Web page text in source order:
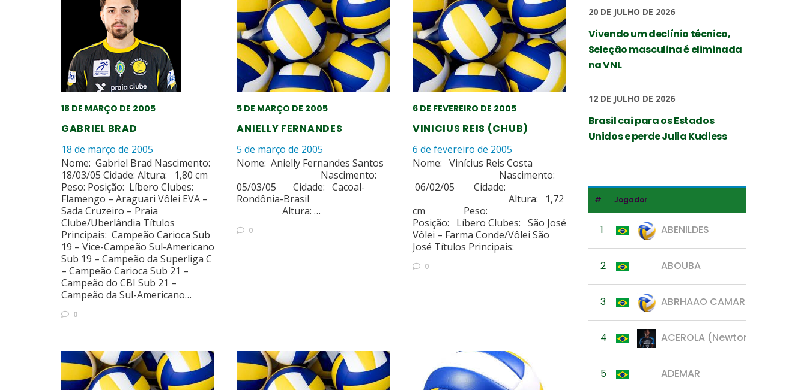
18 DE MARÇO DE 2005
GABRIEL BRAD
18 de março de 2005
Nome: Gabriel Brad Nascimento:
18/03/05 Cidade: Altura: 1,80 cm
Peso: Posição: Líbero Clubes:
Flamengo – Araguari Vôlei EVA –
Sada Cruzeiro – Praia
Clube/Uberlândia Títulos
Principais: Campeão Carioca Sub
19 – Vice-Campeão Sul-Americano
Sub 19 – Campeão da Superliga C
– Campeão Carioca Sub 21 –
Campeão do CBI Sub 21 –
Campeão da Sul-Americano…
0
5 DE MARÇO DE 2005
ANIELLY FERNANDES
5 de março de 2005
Nome: Anielly Fernandes Santos
Nascimento:
05/03/05 Cidade: Cacoal-
Rondônia-Brasil
Altura: …
0
6 DE FEVEREIRO DE 2005
VINICIUS REIS (CHUB)
6 de fevereiro de 2005
Nome: Vinícius Reis Costa
Nascimento:
06/02/05 Cidade:
Altura: 1,72
cm Peso:
Posição: Líbero Clubes: São José
Vôlei – Farma Conde/Vôlei São
José Títulos Principais:
0
20 DE JULHO DE 2026
Vivendo um declínio técnico,
Seleção masculina é eliminada
na VNL
12 DE JULHO DE 2026
Brasil cai para os Estados
Unidos e perde Julia Kudiess
# Jogador
1 ABENILDES
2 ABOUBA
3 ABRHAAO CAMARGO
4 ACEROLA (Newton Fernandes)
5 ADEMAR